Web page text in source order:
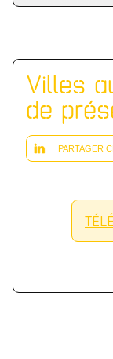
Villes
de
PARTAGER